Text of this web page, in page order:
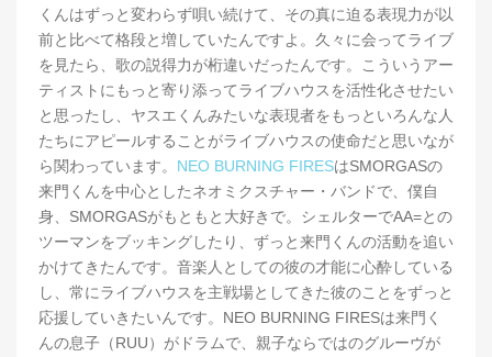
くんはずっと変わらず唄い続けて、その真に迫る表現力が以
前と比べて格段と増していたんですよ。久々に会ってライブ
を見たら、歌の説得力が桁違いだったんです。こういうアー
ティストにもっと寄り添ってライブハウスを活性化させたい
と思ったし、ヤスエくんみたいな表現者をもっといろんな人
たちにアピールすることがライブハウスの使命だと思いなが
ら関わっています。 NEO BURNING FIRESはSMORGASの
来門くんを中心としたネオミクスチャー・バンドで、僕自
身、SMORGASがもともと大好きで。シェルターでAA=との
ツーマンをブッキングしたり、ずっと来門くんの活動を追い
かけてきたんです。音楽人としての彼の才能に心酔している
し、常にライブハウスを主戦場としてきた彼のことをずっと
応援していきたいんです。NEO BURNING FIRESは来門く
んの息子（RUU）がドラムで、親子ならではのグルーヴが